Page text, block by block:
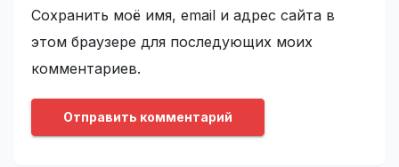
Сохранить моё имя, email и адрес сайта в
этом браузере для последующих моих
комментариев.